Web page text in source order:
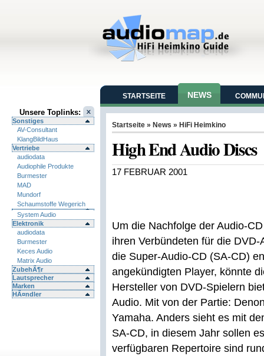
Unsere Toplinks:
Sonstiges
AV-Consultant
KlangBildHaus
Vertriebe
audiodata
Audiophile Produkte
Burmester
MAD
Mundorf
Schaumstoffe Wegerich
System Audio
Elektronik
audiodata
Burmester
Keces Audio
Matrix Audio
ZubehÃ¶r
Lautsprecher
Marken
HÃ¤ndler
STARTSEITE NEWS
Startseite » News » HiFi Heimkino
High End Audio Discs
17 FEBRUAR 2001
Um die Nachfolge der Audio-
ihren Verbündeten für die
die Super-Audio-CD (SA-CD)
angekündigten Player, könnte
Hersteller von DVD-Spielern
Audio. Mit von der Partie:
Yamaha. Anders sieht es mit
SA-CD, in diesem Jahr sollen
verfügbaren Repertoire sind